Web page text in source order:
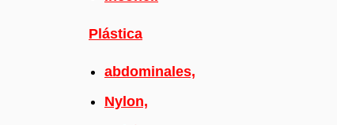
Plástica
abdominales,
Nylon,